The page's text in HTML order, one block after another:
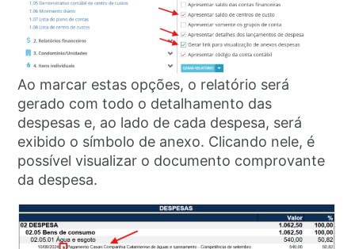
Ao marcar estas opções, o relatório será
gerado com todo o detalhamento das
despesas e, ao lado de cada despesa, será
exibido o símbolo de anexo. Clicando nele, é
possível visualizar o documento comprovante
da despesa.